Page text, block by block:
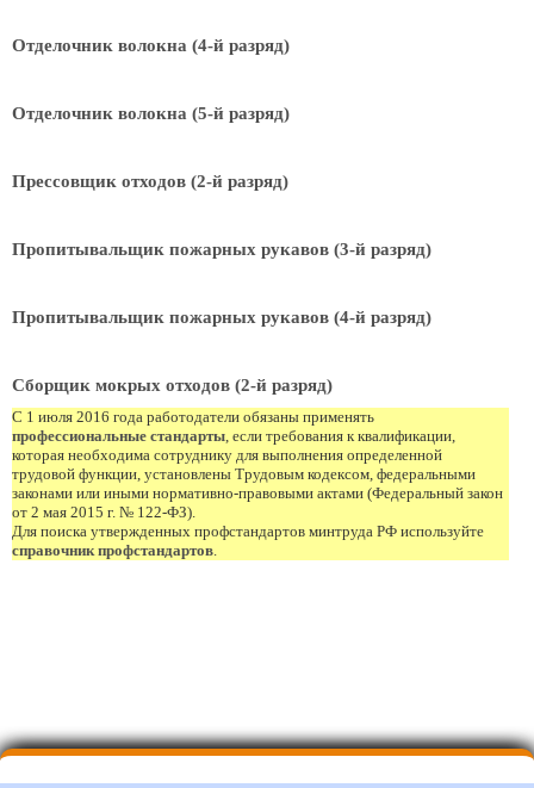
Отделочник волокна (4-й разряд)
Отделочник волокна (5-й разряд)
Прессовщик отходов (2-й разряд)
Пропитывальщик пожарных рукавов (3-й разряд)
Пропитывальщик пожарных рукавов (4-й разряд)
Сборщик мокрых отходов (2-й разряд)
С 1 июля 2016 года работодатели обязаны применять
профессиональные стандарты, если требования к квалификации,
которая необходима сотруднику для выполнения определенной
трудовой функции, установлены Трудовым кодексом, федеральными
законами или иными нормативно-правовыми актами (Федеральный закон
от 2 мая 2015 г. № 122-ФЗ).
Для поиска утвержденных профстандартов минтруда РФ используйте
справочник профстандартов.